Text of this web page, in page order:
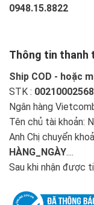
0948.15.8822
Thông tin thanh
Ship COD - hoặc
STK :
Ngân hàng
Tên chủ tài khoản:
Anh Chị chuyển
HÀNG_NGÀY....
Sau khi nhận được